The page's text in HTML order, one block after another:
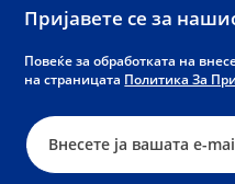
Пријавете се за
Повеќе за обработката на
на страницата Политика За